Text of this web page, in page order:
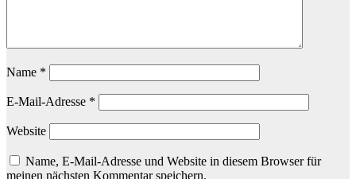
Name *
E-Mail-Adresse *
Website
Name, E-Mail-Adresse und Website in diesem Browser für
meinen nächsten Kommentar speichern.